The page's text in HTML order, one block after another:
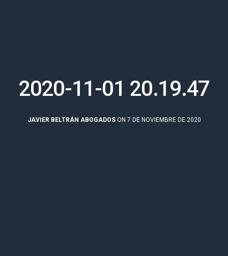
2020-11-01 20.19.47
JAVIER BELTRÁN ABOGADOSON 7 DE NOVIEMBRE DE 2020